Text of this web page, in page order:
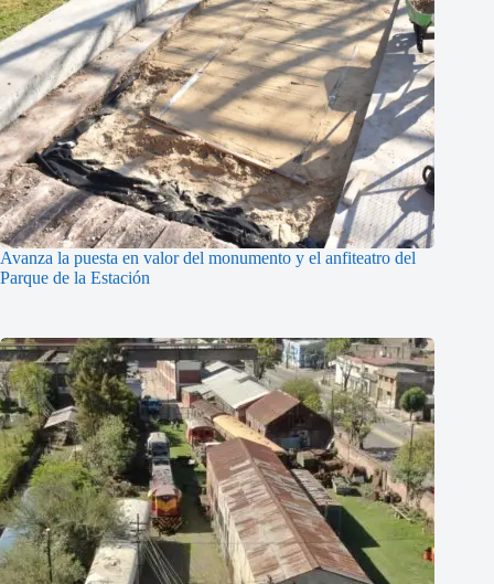
Avanza la puesta en valor del monumento y el anfiteatro del
Parque de la Estación